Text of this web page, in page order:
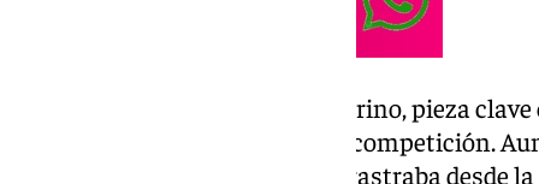
El Málaga recuperará a Izan Merino, pieza
perderlo varias semanas por la competición.
quizás por las molestias que arrastraba desde